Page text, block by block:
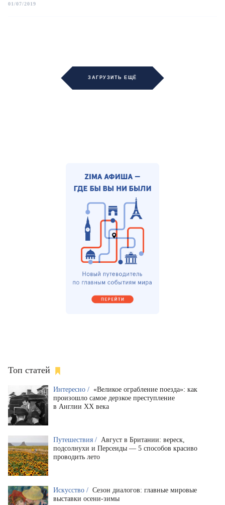
01/07/2019
ЗАГРУЗИТЬ ЕЩЁ
Топ статей
Интересно / «Великое ограбление поезда»: как
произошло самое дерзкое преступление
в Англии XX века
Путешествия / Август в Британии: вереск,
подсолнухи и Персеиды — 5 способов красиво
проводить лето
Искусство / Сезон диалогов: главные мировые
выставки осени-зимы